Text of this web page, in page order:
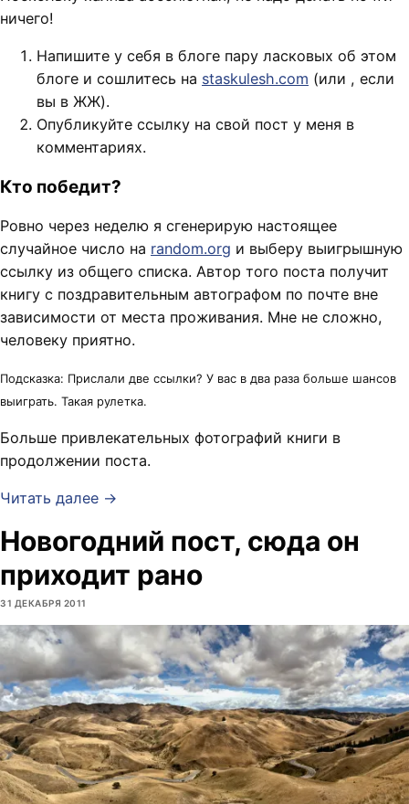
ничего!
Напишите у себя в блоге пару ласковых об этом
блоге и сошлитесь на staskulesh.com (или , если
вы в ЖЖ).
Опубликуйте ссылку на свой пост у меня в
комментариях.
Кто победит?
Ровно через неделю я сгенерирую настоящее
случайное число на random.org и выберу выигрышную
ссылку из общего списка. Автор того поста получит
книгу с поздравительным автографом по почте вне
зависимости от места проживания. Мне не сложно,
человеку приятно.
Подсказка: Прислали две ссылки? У вас в два раза больше шансов
выиграть. Такая рулетка.
Больше привлекательных фотографий книги в
продолжении поста.
Читать далее →
Новогодний пост, сюда он
приходит рано
31 ДЕКАБРЯ 2011